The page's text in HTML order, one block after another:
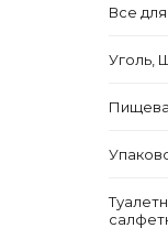
Все
Уголь,